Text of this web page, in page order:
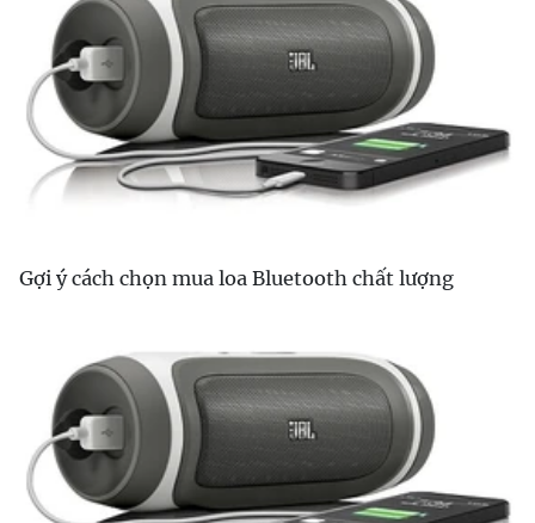
Gợi ý cách chọn mua loa Bluetooth chất lượng